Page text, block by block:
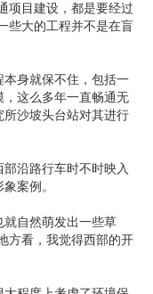
项目建设，都是要经过
些大的工程并不是在盲
身就保不住，包括一
这么多年一直畅通无
所沙坡头台站对其进行
沿路行车时不时映入
案例。
自然萌发出一些草
方看，我觉得西部的开